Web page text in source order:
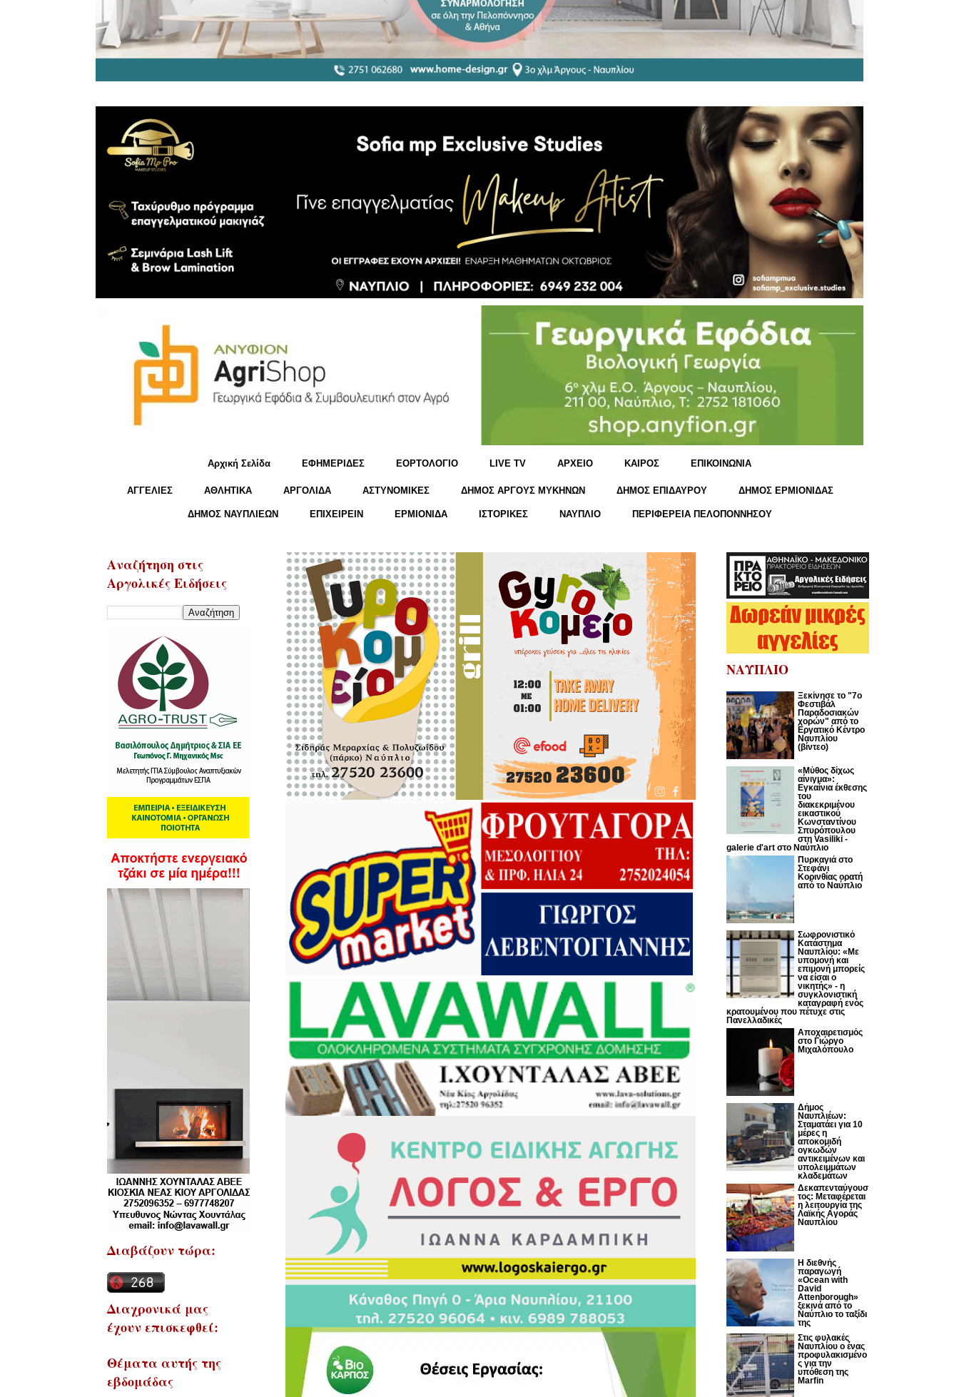
Αρχική Σελίδα ΕΦΗΜΕΡΙΔΕΣ ΕΟΡΤΟΛΟΓΙΟ LIVE TV ΑΡΧΕΙΟ KΑΙΡΟΣ ΕΠΙΚΟΙΝΩΝΙΑ
ΑΓΓΕΛΙΕΣ ΑΘΛΗΤΙΚΑ ΑΡΓΟΛΙΔΑ ΑΣΤΥΝΟΜΙΚΕΣ ΔΗΜΟΣ ΑΡΓΟΥΣ ΜΥΚΗΝΩΝ ΔΗΜΟΣ ΕΠΙΔΑΥΡΟΥ ΔΗΜΟΣ ΕΡΜΙΟΝΙΔΑΣ
ΔΗΜΟΣ ΝΑΥΠΛΙΕΩΝ ΕΠΙΧΕΙΡΕΙΝ ΕΡΜΙΟΝΙΔΑ ΙΣΤΟΡΙΚΕΣ ΝΑΥΠΛΙΟ ΠΕΡΙΦΕΡΕΙΑ ΠΕΛΟΠΟΝΝΗΣΟΥ
Αναζήτηση στις
Αργολικές Ειδήσεις
Διαβάζουν τώρα:
Διαχρονικά μας
έχουν επισκεφθεί:
Θέματα αυτής της
εβδομάδας
ΝΑΥΠΛΙΟ
Ξεκίνησε το "7ο
Φεστιβάλ
Παραδοσιακών
χορών" από το
Εργατικό Κέντρο
Ναυπλίου
(βίντεο)
«Μύθος δίχως
αίνιγμα»:
Εγκαίνια έκθεσης
του
διακεκριμένου
εικαστικού
Κωνσταντίνου
Σπυρόπουλου
στη Vasiliki -
galerie d'art στο Ναύπλιο
Πυρκαγιά στο
Στεφάνι
Κορινθίας ορατή
από το Ναύπλιο
Σωφρονιστικό
Κατάστημα
Ναυπλίου: «Με
υπομονή και
επιμονή μπορείς
να είσαι ο
νικητής» - η
συγκλονιστική
καταγραφή ενός
κρατουμένου που πέτυχε στις
Πανελλαδικές
Αποχαιρετισμός
στο Γιώργο
Μιχαλόπουλο
Δήμος
Ναυπλιέων:
Σταματάει για 10
μέρες η
αποκομιδή
ογκωδών
αντικειμένων και
υπολειμμάτων
κλαδεμάτων
Δεκαπενταύγουσ
τος: Μεταφέρεται
η λειτουργία της
Λαϊκής Αγοράς
Ναυπλίου
Η διεθνής
παραγωγή
«Ocean with
David
Attenborough»
ξεκινά από το
Ναύπλιο το ταξίδι
της
Στις φυλακές
Ναυπλίου ο ένας
προφυλακισμένο
ς για την
υπόθεση της
Marfin